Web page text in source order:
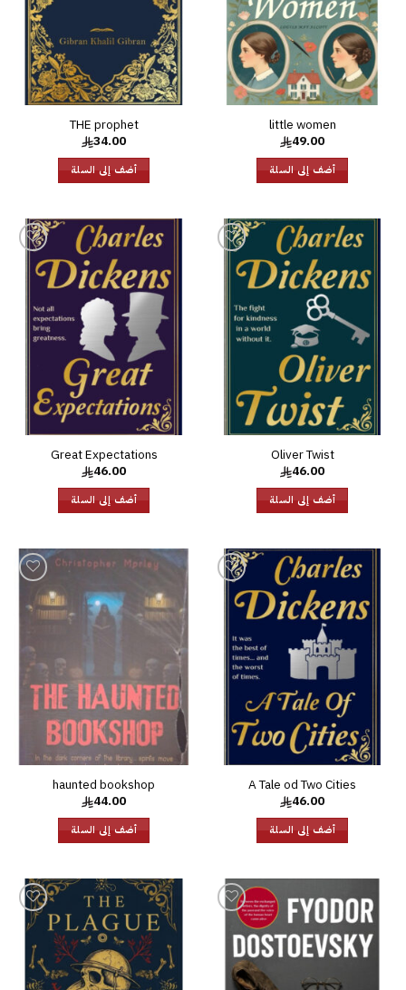
little women
49.00
أضف إلى السلة
THE prophet
34.00
أضف إلى السلة
إضافة
الرغبات
Oliver Twist
46.00
أضف إلى السلة
إضافة
إلى
Great Expectations
46.00
أضف إلى السلة
إضافة
إلى
A Tale od Two Cities
46.00
أضف إلى السلة
إضافة
إلى
قائمة
haunted bookshop
44.00
أضف إلى السلة
إضافة
إلى
قائمة
الرغبات
إضافة
إلى
قائمة
الرغبات